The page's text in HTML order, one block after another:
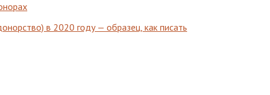
в 2020 году — образец, как писать